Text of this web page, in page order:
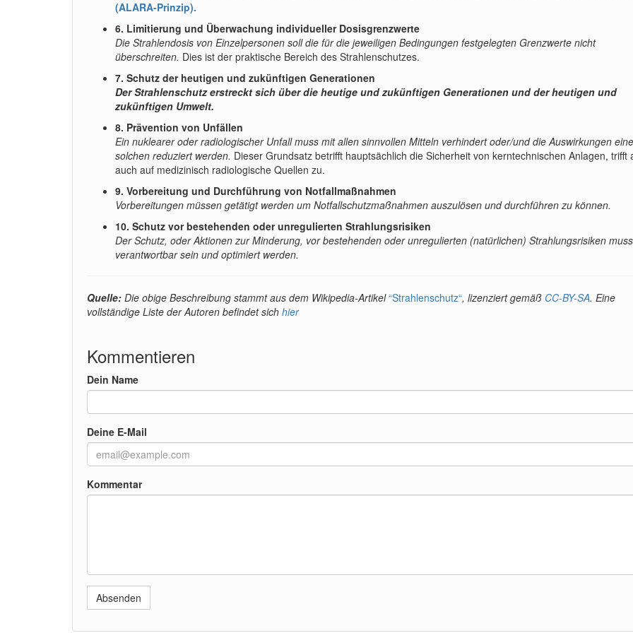
(ALARA-Prinzip).
6. Limitierung und Überwachung individueller Dosisgrenzwerte
Die Strahlendosis von Einzelpersonen soll die für die jeweiligen Bedingungen festgelegten Grenzwerte nicht
überschreiten. Dies ist der praktische Bereich des Strahlenschutzes.
7. Schutz der heutigen und zukünftigen Generationen
Der Strahlenschutz erstreckt sich über die heutige und zukünftigen Generationen und der heutigen und
zukünftigen Umwelt.
8. Prävention von Unfällen
Ein nuklearer oder radiologischer Unfall muss mit allen sinnvollen Mitteln verhindert oder/und die Auswirkungen
solchen reduziert werden. Dieser Grundsatz betrifft hauptsächlich die Sicherheit von kerntechnischen Anlagen, trifft
auch auf medizinisch radiologische Quellen zu.
9. Vorbereitung und Durchführung von Notfallmaßnahmen
Vorbereitungen müssen getätigt werden um Notfallschutzmaßnahmen auszulösen und durchführen zu können.
10. Schutz vor bestehenden oder unregulierten Strahlungsrisiken
Der Schutz, oder Aktionen zur Minderung, vor bestehenden oder unregulierten (natürlichen) Strahlungsrisiken muss
verantwortbar sein und optimiert werden.
Quelle: Die obige Beschreibung stammt aus dem Wikipedia-Artikel“Strahlenschutz“, lizenziert gemäß CC-BY-SA. Eine
vollständige Liste der Autoren befindet sich hier
Kommentieren
Dein Name
Deine E-Mail
Kommentar
Absenden